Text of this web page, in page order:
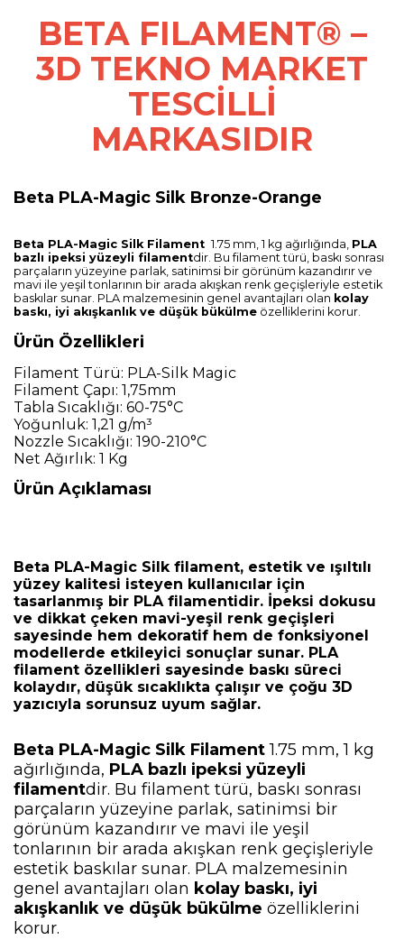
BETA FILAMENT® –
3D TEKNO MARKET
TESCİLLİ
MARKASIDIR
Beta PLA-Magic Silk Bronze-Orange
Beta PLA-Magic Silk Filament 1.75 mm, 1 kg ağırlığında, PLA
bazlı ipeksi yüzeyli filamentdir. Bu filament türü, baskı sonrası
parçaların yüzeyine parlak, satinimsi bir görünüm kazandırır ve
mavi ile yeşil tonlarının bir arada akışkan renk geçişleriyle estetik
baskılar sunar. PLA malzemesinin genel avantajları olan kolay
baskı, iyi akışkanlık ve düşük bükülme özelliklerini korur.
Ürün Özellikleri
Filament Türü: PLA-Silk Magic
Filament Çapı: 1,75mm
Tabla Sıcaklığı: 60-75°C
Yoğunluk: 1,21 g/m³
Nozzle Sıcaklığı: 190-210°C
Net Ağırlık: 1 Kg
Ürün Açıklaması
Beta PLA-Magic Silk filament, estetik ve ışıltılı
yüzey kalitesi isteyen kullanıcılar için
tasarlanmış bir PLA filamentidir. İpeksi dokusu
ve dikkat çeken mavi-yeşil renk geçişleri
sayesinde hem dekoratif hem de fonksiyonel
modellerde etkileyici sonuçlar sunar. PLA
filament özellikleri sayesinde baskı süreci
kolaydır, düşük sıcaklıkta çalışır ve çoğu 3D
yazıcıyla sorunsuz uyum sağlar.
Beta PLA-Magic Silk Filament1.75 mm, 1 kg
ağırlığında, PLA bazlı ipeksi yüzeyli
filamentdir. Bu filament türü, baskı sonrası
parçaların yüzeyine parlak, satinimsi bir
görünüm kazandırır ve mavi ile yeşil
tonlarının bir arada akışkan renk geçişleriyle
estetik baskılar sunar. PLA malzemesinin
genel avantajları olan kolay baskı, iyi
akışkanlık ve düşük bükülme özelliklerini
korur.